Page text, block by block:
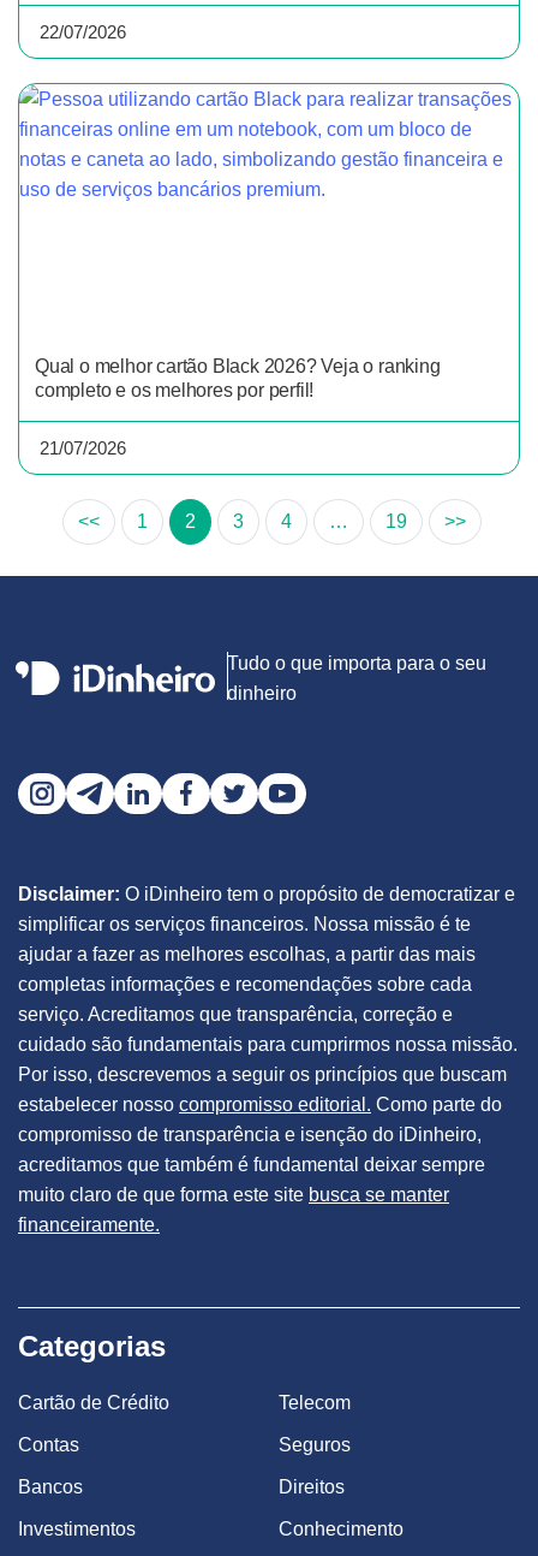
22/07/2026
Qual o melhor cartão Black 2026? Veja o ranking
completo e os melhores por perfil!
21/07/2026
<< 1 2 3 4 … 19 >>
Tudo o que importa para o seu
dinheiro
Disclaimer: O iDinheiro tem o propósito de democratizar e
simplificar os serviços financeiros. Nossa missão é te
ajudar a fazer as melhores escolhas, a partir das mais
completas informações e recomendações sobre cada
serviço. Acreditamos que transparência, correção e
cuidado são fundamentais para cumprirmos nossa missão.
Por isso, descrevemos a seguir os princípios que buscam
estabelecer nosso compromisso editorial. Como parte do
compromisso de transparência e isenção do iDinheiro,
acreditamos que também é fundamental deixar sempre
muito claro de que forma este site busca se manter
financeiramente.
Categorias
Cartão de Crédito
Contas
Bancos
Investimentos
Telecom
Seguros
Direitos
Conhecimento